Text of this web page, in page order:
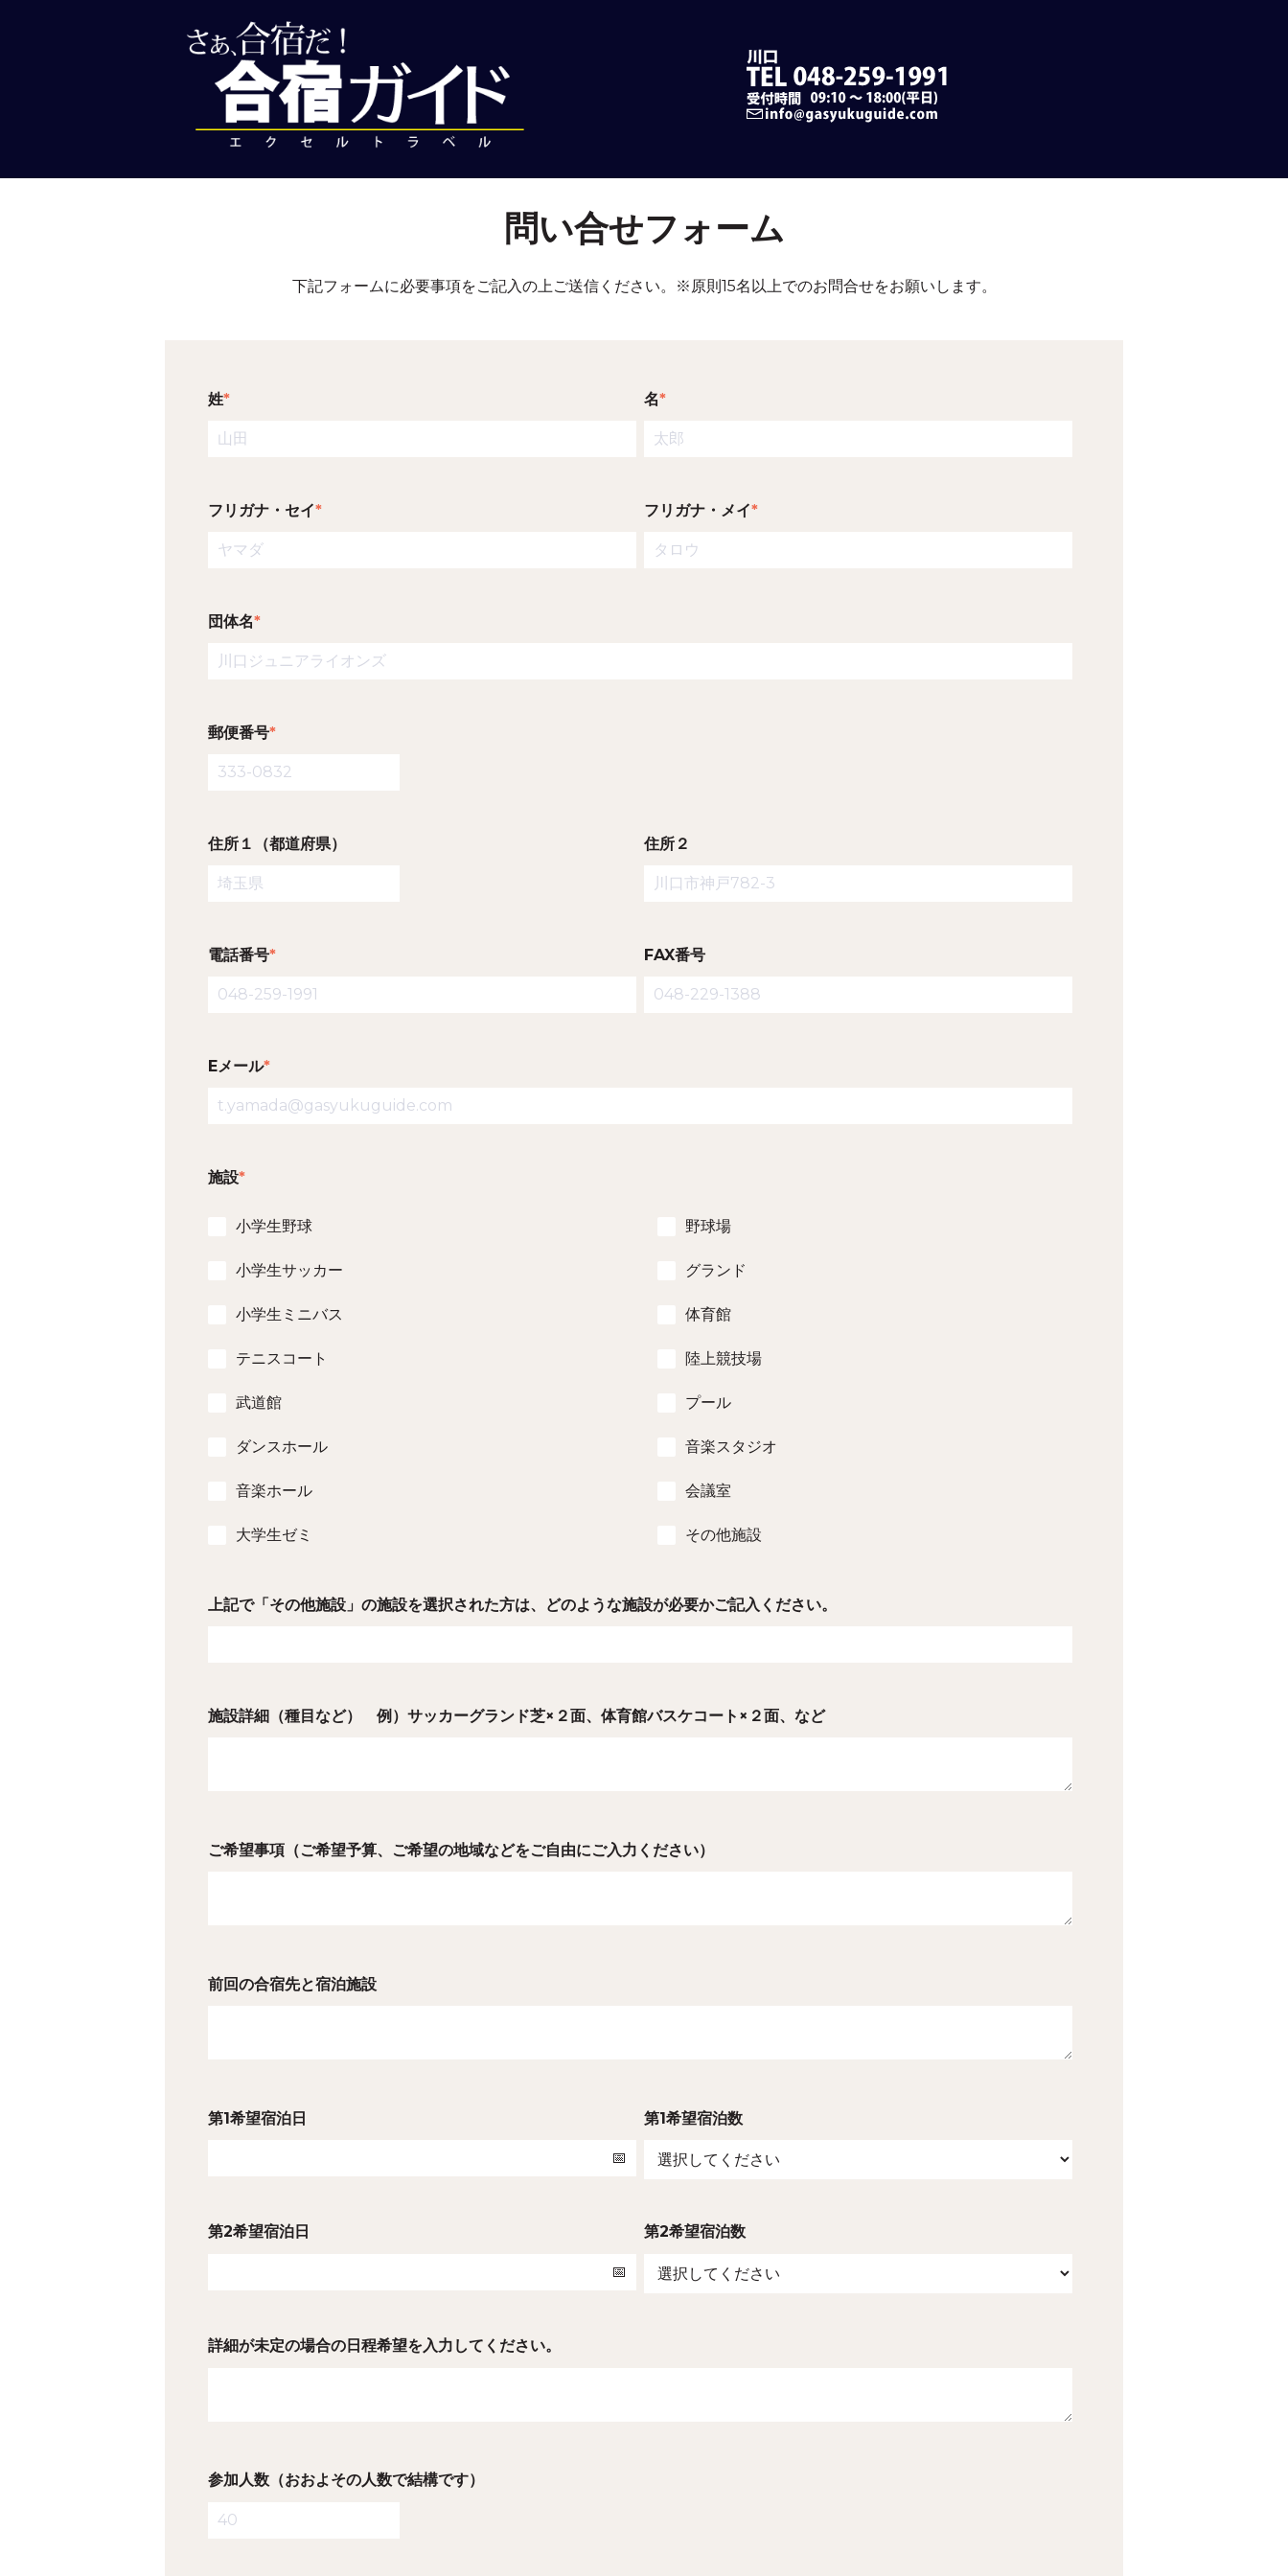
問い合せフォーム
下記フォームに必要事項をご記入の上ご送信ください。※原則15名以上でのお問合せをお願いします。
姓* 名*
フリガナ・セイ* フリガナ・メイ*
団体名*
郵便番号*
住所１（都道府県） 住所２
電話番号* FAX番号
Eメール*
施設*
小学生野球 野球場
小学生サッカー グランド
小学生ミニバス 体育館
テニスコート 陸上競技場
武道館 プール
ダンスホール 音楽スタジオ
音楽ホール 会議室
大学生ゼミ その他施設
上記で「その他施設」の施設を選択された方は、どのような施設が必要かご記入ください。
施設詳細（種目など） 例）サッカーグランド芝×２面、体育館バスケコート×２面、など
ご希望事項（ご希望予算、ご希望の地域などをご自由にご入力ください）
前回の合宿先と宿泊施設
第1希望宿泊日 第1希望宿泊数
第2希望宿泊日 第2希望宿泊数
詳細が未定の場合の日程希望を入力してください。
参加人数（おおよその人数で結構です）